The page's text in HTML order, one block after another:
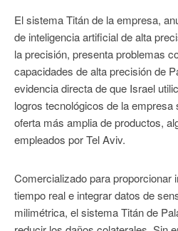
El sistema Titán de la empresa,
de inteligencia artificial de alta
la precisión, presenta problemas
capacidades de alta precisión de
evidencia directa de que Israel
logros tecnológicos de la
oferta más amplia de productos,
empleados por Tel Aviv.
Comercializado para proporcionar
tiempo real e integrar datos de
milimétrica, el sistema Titán de